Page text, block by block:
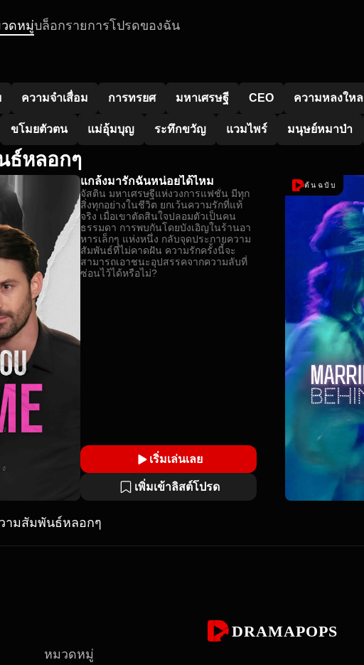
ดหมู่บล็อกรายการโปรดของฉัน
ความจำเสื่อม การทรยศ มหาเศรษฐี CEO ความหลงใหล
ขโมยตัวตน แม่อุ้มบุญ ระทึกขวัญ แวมไพร์ มนุษย์หมาป่า
ธ์หลอกๆ
แกล้งมารักฉันหน่อยได้ไหม
จัสติน มหาเศรษฐีแห่งวงการแฟชั่น มีทุก
สิ่งทุกอย่างในชีวิต ยกเว้นความรักที่แท้
จริง เมื่อเขาตัดสินใจปลอมตัวเป็นคน
ธรรมดา การพบกันโดยบังเอิญในร้านอา
หารเล็กๆ แห่งหนึ่ง กลับจุดประกายความ
สัมพันธ์ที่ไม่คาดฝัน ความรักครั้งนี้จะ
สามารถเอาชนะอุปสรรคจากความลับที่
ซ่อนไว้ได้หรือไม่?
เริ่มเล่นเลย
เพิ่มเข้าลิสต์โปรด
ต้นฉบับ
ามสัมพันธ์หลอกๆ
DRAMAPOPS
หมวดหมู่